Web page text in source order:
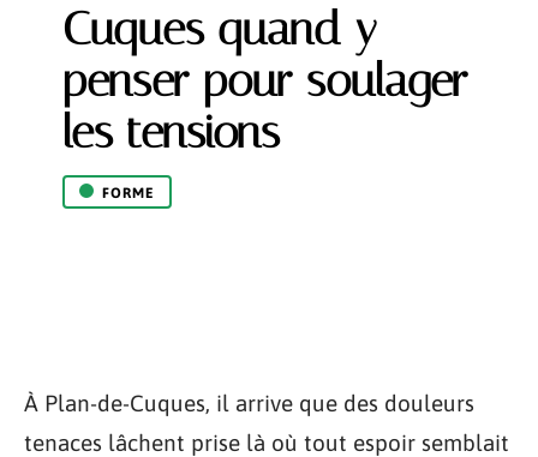
Cuques quand y
penser pour soulager
les tensions
FORME
À Plan-de-Cuques, il arrive que des douleurs
tenaces lâchent prise là où tout espoir semblait